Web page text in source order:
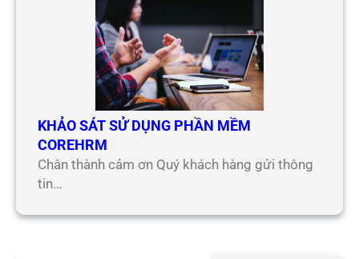
KHẢO SÁT SỬ DỤNG PHẦN MỀM
COREHRM
Chân thành cảm ơn Quý khách hàng gửi thông
tin…